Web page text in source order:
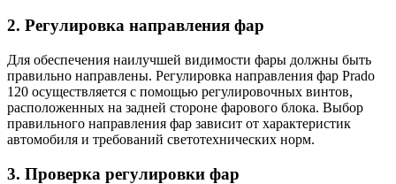
2. Регулировка направления фар
Для обеспечения наилучшей видимости фары должны быть
правильно направлены. Регулировка направления фар Prado
120 осуществляется с помощью регулировочных винтов,
расположенных на задней стороне фарового блока. Выбор
правильного направления фар зависит от характеристик
автомобиля и требований светотехнических норм.
3. Проверка регулировки фар